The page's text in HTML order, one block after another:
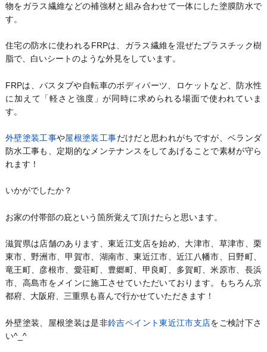
物をガラス繊維などの補強材と組み合わせて一体にした塗膜防水で
す。
住宅の防水に使われるFRPは、ガラス繊維を混ぜたプラスチック樹
脂で、白いシートのような外見をしています。
FRPは、バスタブや自転車のボディパーツ、ロケットなど、防水性
に加えて「軽さと強度」が同時に求められる場面で使われていま
す。
外壁塗装工事や屋根塗装工事だけだと思われがちですが、ベランダ
防水工事も、定期的なメンテナンスをしてあげることで素材が守ら
れます！
いかがでしたか？
お家の付帯部の庇という箇所覚えて頂けたらと思います。
滋賀県は店舗のあります、東近江支店を始め、大津市、草津市、栗
東市、野洲市、甲賀市、湖南市、東近江市、近江八幡市、日野町、
竜王町、彦根市、愛荘町、豊郷町、甲良町、多賀町、米原市、長浜
市、高島市をメインに施工させていただいております。もちろん京
都府、大阪府、三重県も喜んで行かせていただきます！
外壁塗装、屋根塗装は是非鈴吉ペイント東近江市支店をご検討下さ
い^_^